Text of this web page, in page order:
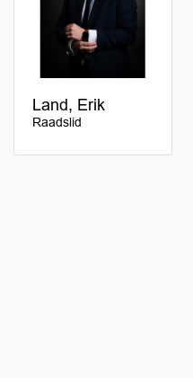
Land, Erik
Raadslid